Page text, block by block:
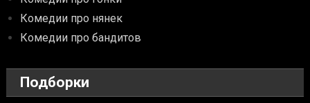
Комедии про нянек
Комедии про бандитов
Подборки